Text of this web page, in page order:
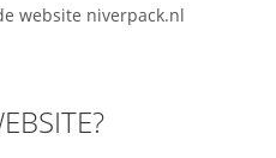
website niverpack.nl